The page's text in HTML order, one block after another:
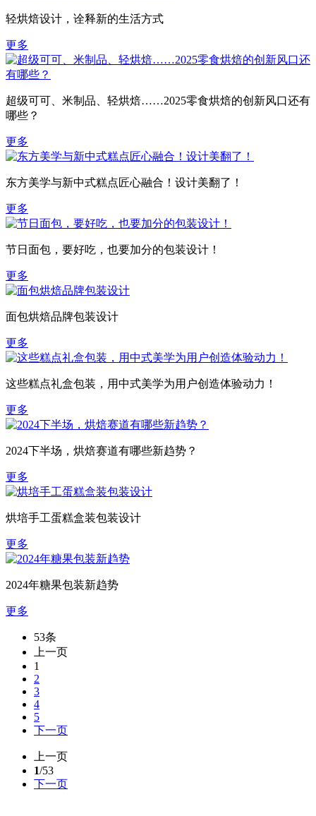
轻烘焙设计，诠释新的生活方式
更多
超级可可、米制品、轻烘焙……2025零食烘焙的创新风口还有
哪些？
更多
东方美学与新中式糕点匠心融合！设计美翻了！
更多
节日面包，要好吃，也要加分的包装设计！
更多
面包烘焙品牌包装设计
更多
这些糕点礼盒包装，用中式美学为用户创造体验动力！
更多
2024下半场，烘焙赛道有哪些新趋势？
更多
烘培手工蛋糕盒装包装设计
更多
2024年糖果包装新趋势
更多
53条
上一页
1
2
3
4
5
下一页
上一页
1/53
下一页